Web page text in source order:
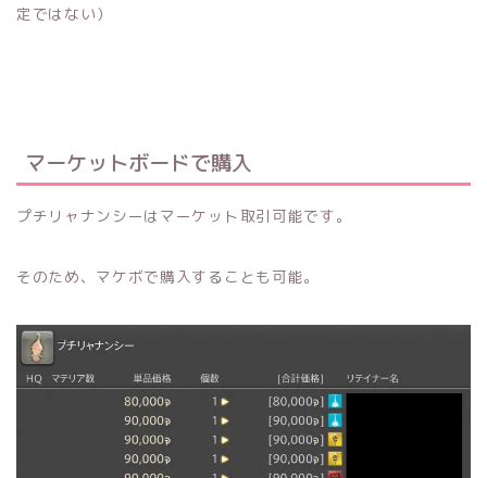
定ではない）
マーケットボードで購入
プチリャナンシーはマーケット取引可能です。
そのため、マケボで購入することも可能。